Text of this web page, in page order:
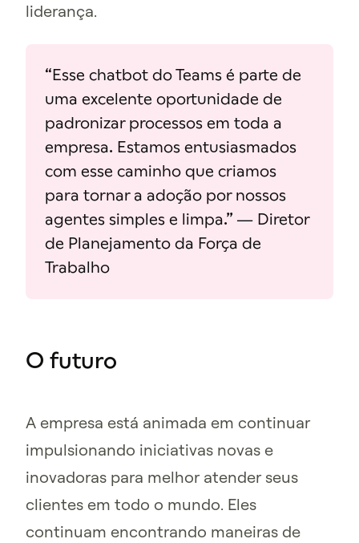
liderança.
“Esse chatbot do Teams é parte de
uma excelente oportunidade de
padronizar processos em toda a
empresa. Estamos entusiasmados
com esse caminho que criamos
para tornar a adoção por nossos
agentes simples e limpa.” — Diretor
de Planejamento da Força de
Trabalho
O futuro
A empresa está animada em continuar
impulsionando iniciativas novas e
inovadoras para melhor atender seus
clientes em todo o mundo. Eles
continuam encontrando maneiras de